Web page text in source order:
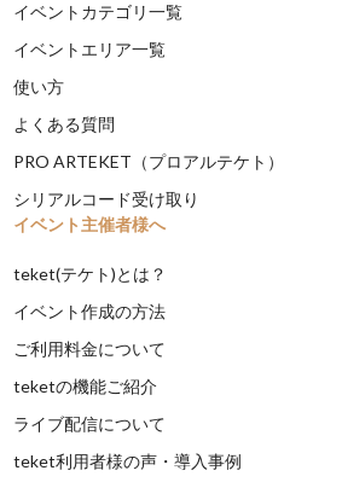
イベントカテゴリ一覧
イベントエリア一覧
使い方
よくある質問
PRO ARTEKET（プロアルテケト）
シリアルコード受け取り
イベント主催者様へ
teket(テケト)とは？
イベント作成の方法
ご利用料金について
teketの機能ご紹介
ライブ配信について
teket利用者様の声・導入事例